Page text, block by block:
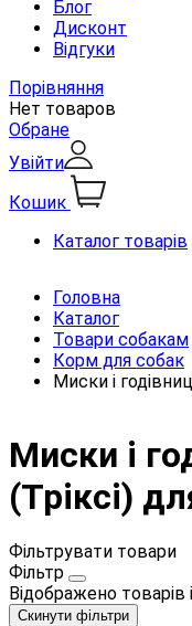
Блог
Дисконт
Відгуки
Порівняння
Нет товаров
Обране
Увійти
Кошик
Каталог товарів
Головна
Каталог
Товари собакам
Корм для собак
Миски і
Миски і
(Тріксі)
Фільтрувати товари
Фільтр
Відображено товарів
Скинути фільтри